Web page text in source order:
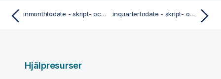
inmonthtodate - skript- och diagramfunktion inquartertodate - skript- och diagramfunktion
Hjälpresurser